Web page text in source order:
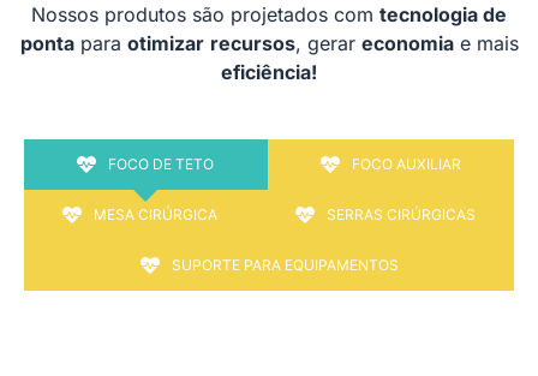
Nossos produtos são projetados com tecnologia de
pontapara otimizar recursos, gerar economiae mais
eficiência!
FOCO DE TETO FOCO AUXILIAR
MESA CIRÚRGICA SERRAS CIRÚRGICAS
SUPORTE PARA EQUIPAMENTOS